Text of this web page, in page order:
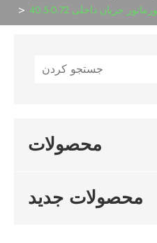
محصولات
محصولات جدید